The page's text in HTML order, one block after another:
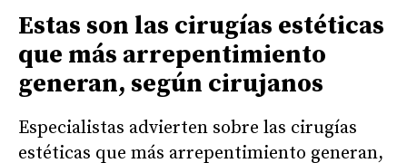
Estas son las cirugías estéticas
que más arrepentimiento
generan, según cirujanos
Especialistas advierten sobre las cirugías
estéticas que más arrepentimiento generan,